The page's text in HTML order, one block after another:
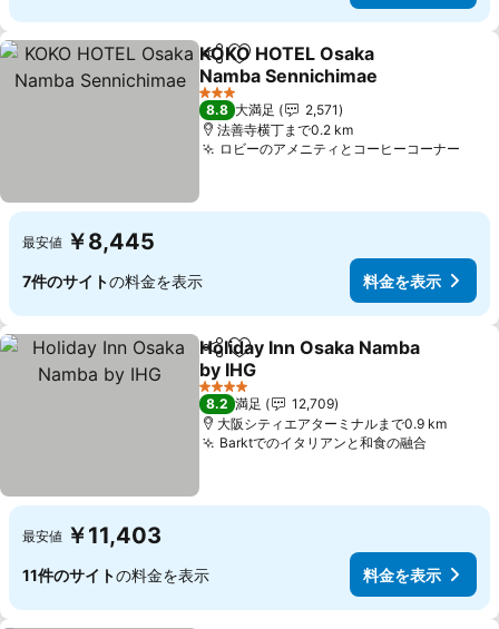
シェアお気に入りに追加
KOKO HOTEL Osaka
Namba Sennichimae
料金を表示
3 ホテルのランク
8.8 大満足
2,571
法善寺横丁まで0.2 km
ロビーのアメニティとコーヒーコーナー
最安値 ￥8,445
7件のサイトの料金を表示 料金を表示
シェアお気に入りに追加
Holiday Inn Osaka Namba
by IHG
料金を表示
4 ホテルのランク
8.2 満足
12,709
大阪シティエアターミナルまで0.9 km
Barktでのイタリアンと和食の融合料金を
最安値 ￥11,403
11件のサイトの料金を表示 料金を表示